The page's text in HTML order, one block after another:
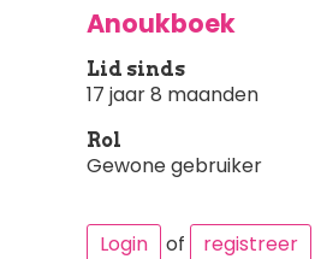
Anoukboek
Lid sinds
17 jaar 8 maanden
Rol
Gewone gebruiker
Login of registreer